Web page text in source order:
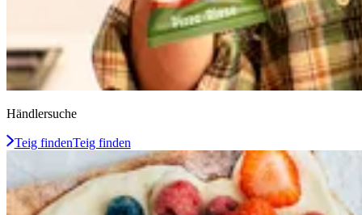
Händlersuche
Teig findenTeig finden